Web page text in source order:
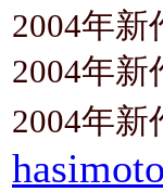
2004年
2004年
2004年
hasimoto